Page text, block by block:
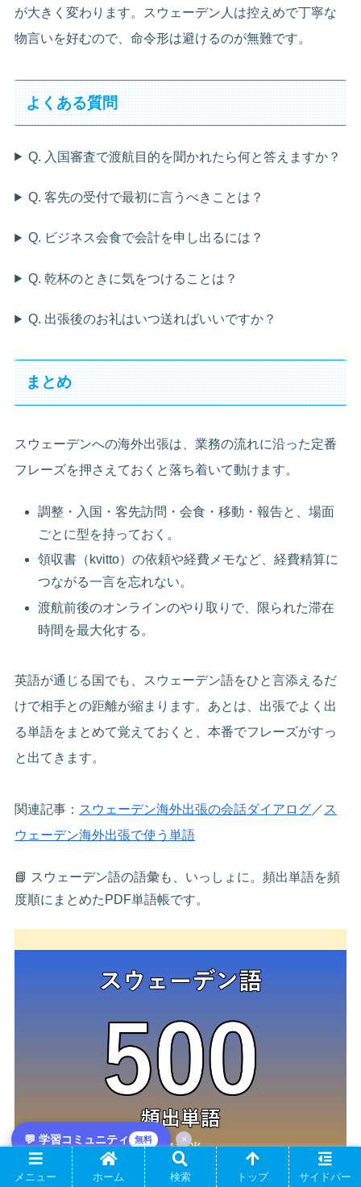
が大きく変わります。スウェーデン人は控えめで丁寧な
物言いを好むので、命令形は避けるのが無難です。
よくある質問
Q. 入国審査で渡航目的を聞かれたら何と答えますか？
Q. 客先の受付で最初に言うべきことは？
Q. ビジネス会食で会計を申し出るには？
Q. 乾杯のときに気をつけることは？
Q. 出張後のお礼はいつ送ればいいですか？
まとめ
スウェーデンへの海外出張は、業務の流れに沿った定番
フレーズを押さえておくと落ち着いて動けます。
調整・入国・客先訪問・会食・移動・報告と、場面
ごとに型を持っておく。
領収書（kvitto）の依頼や経費メモなど、経費精算に
つながる一言を忘れない。
渡航前後のオンラインのやり取りで、限られた滞在
時間を最大化する。
英語が通じる国でも、スウェーデン語をひと言添えるだ
けで相手との距離が縮まります。あとは、出張でよく出
る単語をまとめて覚えておくと、本番でフレーズがすっ
と出てきます。
関連記事： スウェーデン海外出張の会話ダイアログ ／ ス
ウェーデン海外出張で使う単語
📘 スウェーデン語の語彙も、いっしょに。頻出単語を頻
度順にまとめたPDF単語帳です。
💬 学習コミュニティ 無料 ×
メニュー ホーム 検索 トップ サイドバー